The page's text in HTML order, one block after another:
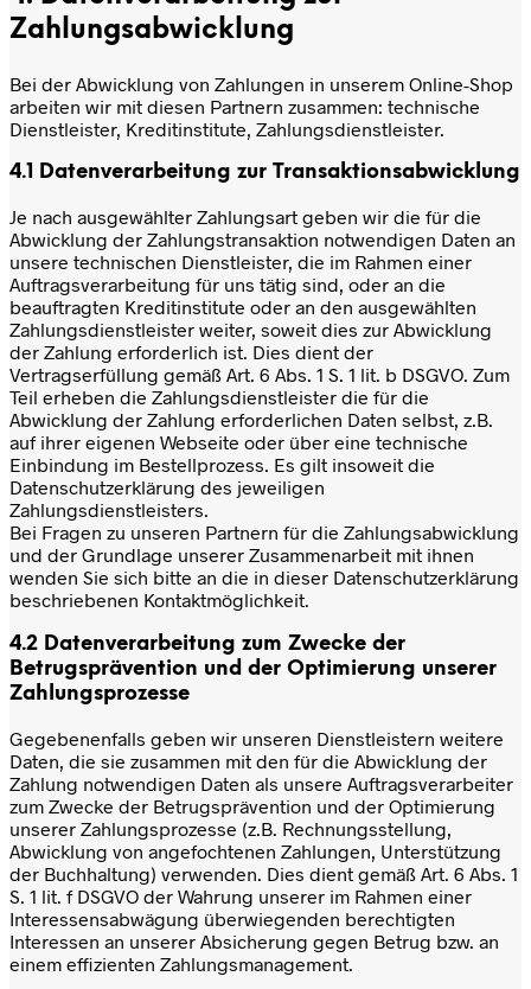
Zahlungsabwicklung
Bei der Abwicklung von Zahlungen in unserem Online-Shop
arbeiten wir mit diesen Partnern zusammen: technische
Dienstleister, Kreditinstitute, Zahlungsdienstleister.
4.1 Datenverarbeitung zur Transaktionsabwicklung
Je nach ausgewählter Zahlungsart geben wir die für die
Abwicklung der Zahlungstransaktion notwendigen Daten an
unsere technischen Dienstleister, die im Rahmen einer
Auftragsverarbeitung für uns tätig sind, oder an die
beauftragten Kreditinstitute oder an den ausgewählten
Zahlungsdienstleister weiter, soweit dies zur Abwicklung
der Zahlung erforderlich ist. Dies dient der
Vertragserfüllung gemäß Art. 6 Abs. 1 S. 1 lit. b DSGVO. Zum
Teil erheben die Zahlungsdienstleister die für die
Abwicklung der Zahlung erforderlichen Daten selbst, z.B.
auf ihrer eigenen Webseite oder über eine technische
Einbindung im Bestellprozess. Es gilt insoweit die
Datenschutzerklärung des jeweiligen
Zahlungsdienstleisters.
Bei Fragen zu unseren Partnern für die Zahlungsabwicklung
und der Grundlage unserer Zusammenarbeit mit ihnen
wenden Sie sich bitte an die in dieser Datenschutzerklärung
beschriebenen Kontaktmöglichkeit.
4.2 Datenverarbeitung zum Zwecke der
Betrugsprävention und der Optimierung unserer
Zahlungsprozesse
Gegebenenfalls geben wir unseren Dienstleistern weitere
Daten, die sie zusammen mit den für die Abwicklung der
Zahlung notwendigen Daten als unsere Auftragsverarbeiter
zum Zwecke der Betrugsprävention und der Optimierung
unserer Zahlungsprozesse (z.B. Rechnungsstellung,
Abwicklung von angefochtenen Zahlungen, Unterstützung
der Buchhaltung) verwenden. Dies dient gemäß Art. 6 Abs. 1
S. 1 lit. f DSGVO der Wahrung unserer im Rahmen einer
Interessensabwägung überwiegenden berechtigten
Interessen an unserer Absicherung gegen Betrug bzw. an
einem effizienten Zahlungsmanagement.